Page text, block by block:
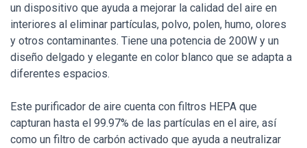
un dispositivo que ayuda a mejorar la calidad del aire en
interiores al eliminar partículas, polvo, polen, humo, olores
y otros contaminantes. Tiene una potencia de 200W y un
diseño delgado y elegante en color blanco que se adapta a
diferentes espacios.
Este purificador de aire cuenta con filtros HEPA que
capturan hasta el 99.97% de las partículas en el aire, así
como un filtro de carbón activado que ayuda a neutralizar